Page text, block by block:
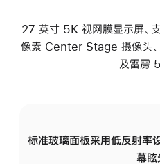
27 英寸 5K 视网膜显示屏、
像素 Center Stage 摄像头、
及雷雳 5
标准玻璃面板采用低反射率
幕眩